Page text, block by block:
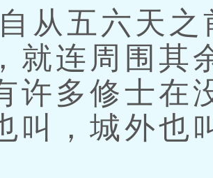
五六天之
就连周围其
许多修士在
叫，城外也